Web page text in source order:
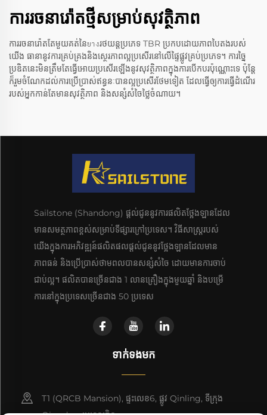
ការរចនារ៉ោត​ថ្មី​សម្រាប់​សុវត្ថិភាព
ការរចនារ៉ោត​តែមួយ​គត់​នៃ​ยางរថយន្តប្រភេទ TBR ប្រកបដោយភាពបៃតងរបស់
យើង ធានានូវ​ការ​គ្រប់​គ្រង​និង​ស្ថេរភាព​ល្អ​ប្រសើរ​នៅ​លើ​ផ្ទៃផ្លូវ​គ្រប់​ប្រភេទ។ ការច្នៃ
ប្រឌិត​នេះ​មិន​ត្រឹម​តែ​ធ្វើ​អោយ​ប្រសើរ​ឡើងនូវ​សុវត្ថិភាព​ក្នុង​ការ​បើក​បរ​ប៉ុណ្ណោះ​ទេ ប៉ុន្តែ
ក៏​រួម​ចំណែក​ដល់​ការ​ប្រើប្រាស់​ឥន្ធនៈ​បាន​ល្អ​ប្រសើរ​ថែម​ទៀត ដែល​ធ្វើ​ឲ្យ​ការធ្វើដំណើរ​
របស់​អ្នក​កាន់​តែ​មាន​សុវត្ថិភាព និង​សន្សំ​សំចៃ​ថ្លៃ​ចំណាយ​។
Sailstone (Shandong) ផ្តល់ជូននូវការផលិតថ្អែងឡានដែល
មានសមត្ថភាពខ្ពស់សម្រាប់ទីផ្សារក្រៅប្រទេស។ វិធីសាស្រ្តរបស់
យើងក្នុងការអភិវឌ្ឍន៍ផលិតផលផ្តល់ជូននូវថ្អែងឡានដែលមាន
ភាពធន់ និងប្រើប្រាស់ថាមពលបានសន្សំសំចៃ ដោយមានការចាប់
ជាប់ល្អ។ ផលិតបានច្រើនជាង 1 លានគ្រឿងក្នុងមួយឆ្នាំ និងបម្រើ
ការនៅក្នុងប្រទេសច្រើនជាង 50 ប្រទេស
ទាក់ទងមក
T1 (QRCB Mansion), ផ្ទះលេខ6, ផ្លូវ Qinling, ទីក្រុង